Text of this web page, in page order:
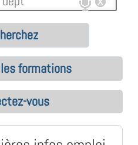
formations
vous